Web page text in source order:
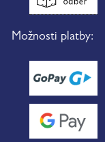
Možnosti platby: